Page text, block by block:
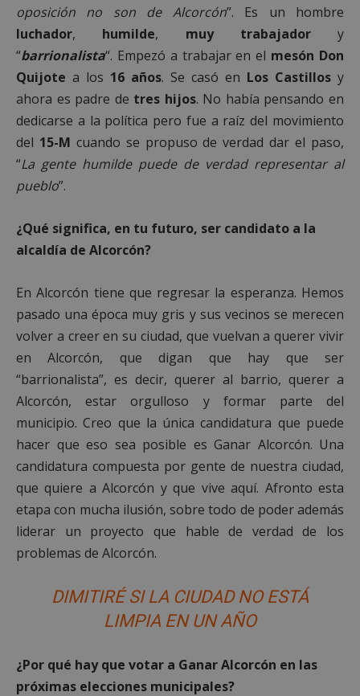
oposición no son de Alcorcón”. Es un hombre
luchador, humilde, muy trabajadory
“barrionalista“. Empezó a trabajar en el mesón Don
Quijote a los 16 años. Se casó en Los Castillos y
ahora es padre de tres hijos. No había pensando en
dedicarse a la política pero fue a raíz del movimiento
del 15-M cuando se propuso de verdad dar el paso,
“La gente humilde puede de verdad representar al
pueblo”.
¿Qué significa, en tu futuro, ser candidato a la
alcaldía de Alcorcón?
En Alcorcón tiene que regresar la esperanza. Hemos
pasado una época muy gris y sus vecinos se merecen
volver a creer en su ciudad, que vuelvan a querer vivir
en Alcorcón, que digan que hay que ser
“barrionalista”, es decir, querer al barrio, querer a
Alcorcón, estar orgulloso y formar parte del
municipio. Creo que la única candidatura que puede
hacer que eso sea posible es Ganar Alcorcón. Una
candidatura compuesta por gente de nuestra ciudad,
que quiere a Alcorcón y que vive aquí. Afronto esta
etapa con mucha ilusión, sobre todo de poder además
liderar un proyecto que hable de verdad de los
problemas de Alcorcón.
DIMITIRÉ SI LA CIUDAD NO ESTÁ
LIMPIA EN UN AÑO
¿Por qué hay que votar a Ganar Alcorcón en las
próximas elecciones municipales?